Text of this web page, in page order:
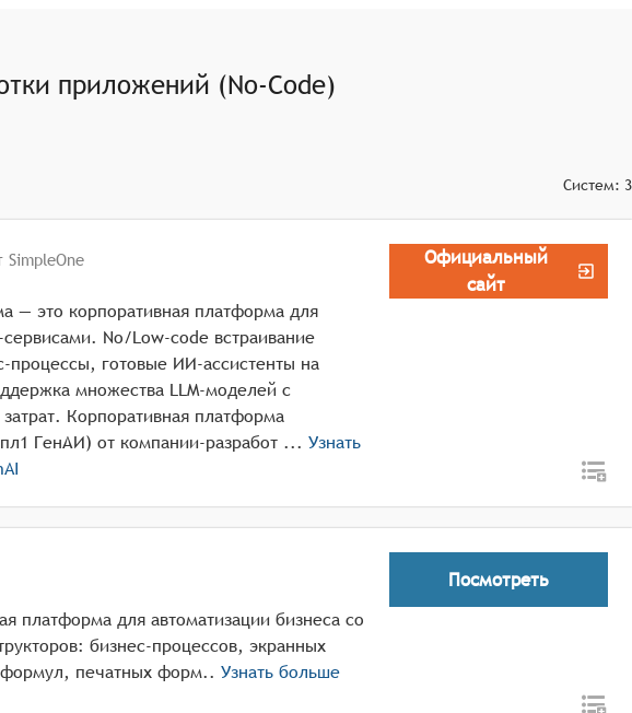
данных.
приложений (No-Code)
Систем: 3
SimpleOne
— это корпоративная платформа для
No/Low-code встраивание
процессы, готовые ИИ-ассистенты на
множества LLM-моделей с
Корпоративная платформа
SimpleOne GenAI (рус. Симпл1 ГенАИ) от компании-разработ ... Узнать
Официальный
сайт
платформа для автоматизации бизнеса со
бизнес-процессов, экранных
печатных форм.. Узнать больше
Посмотреть